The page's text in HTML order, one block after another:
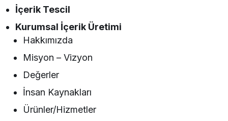
İçerik Tescil
Kurumsal İçerik Üretimi
Hakkımızda
Misyon – Vizyon
Değerler
İnsan Kaynakları
Ürünler/Hizmetler